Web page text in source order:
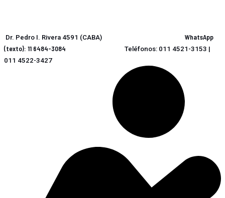
Dr. Pedro I. Rivera 4591 (CABA)
WhatsApp
(texto): 11 6484-3084
Teléfonos: 011 4521-3153 |
011 4522-3427